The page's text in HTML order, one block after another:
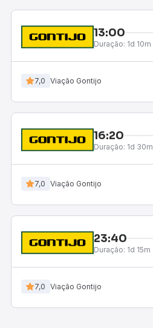
13:00
Duração: 1d 10m
7,0 Viação Gontijo
16:20
Duração: 1d 30m
7,0 Viação Gontijo
23:40
Duração: 1d 15m
7,0 Viação Gontijo